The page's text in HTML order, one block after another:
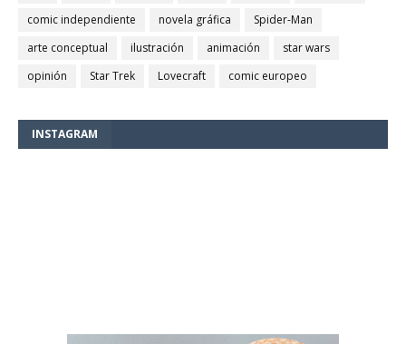
comic independiente
novela gráfica
Spider-Man
arte conceptual
ilustración animación
star wars
opinión
Star Trek Lovecraft comic europeo
INSTAGRAM